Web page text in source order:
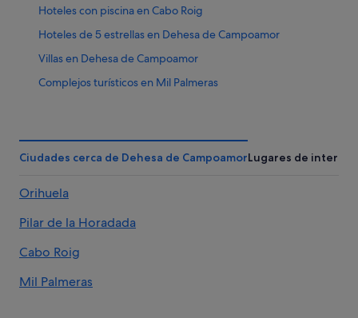
Hoteles con piscina en Cabo Roig
Hoteles de 5 estrellas en Dehesa de Campoamor
Villas en Dehesa de Campoamor
Complejos turísticos en Mil Palmeras
Casas de campo en Cabo Roig
Hoteles de 4 estrellas en Cabo Roig
Cabañas en Cabo Roig
Complejos turísticos en Cabo Roig
Ciudades cerca de Dehesa de CampoamorLugares de interés
Orihuela
Pilar de la Horadada
Cabo Roig
Mil Palmeras